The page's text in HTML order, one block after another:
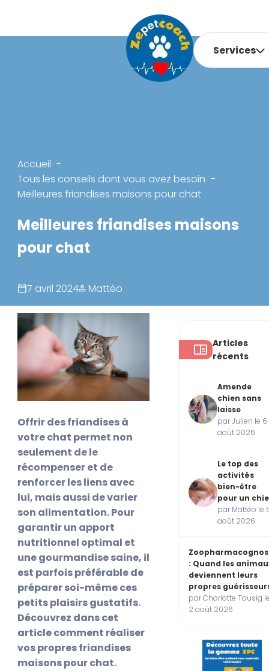
Services
Accueil
Tous les conseils dont vous avez besoin
Meilleures friandises maisons pour chat
Meilleures friandises maisons
pour chat
7 avril 2024 Mattéo
Offrir des friandises à
votre chat permet non
seulement de le
récompenser et de
renforcer les liens avec
lui, mais aussi de varier
son alimentation. Pour
garantir un apport
nutritionnel optimal et
une gourmandise saine, il
est parfois préférable de
préparer soi-même ces
petits plaisirs gustatifs.
Découvrez dans cet
article comment réaliser
vos propres friandises
maisons pour chat.
Articles
récents
Amende
chien sans
laisse
par Julien le 6
août 2026
Le top des
activités
bien-être
pour un
par Mattéo le
août 2026
: Quand les
deviennent leurs
propres
par Charlotte Tausig
2 août 2026